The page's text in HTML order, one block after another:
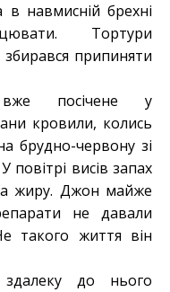
навмисній брехні
Тортури
збирався припиняти
посічене у
кровили, колись
брудно-червону зі
повітрі висів запах
жиру. Джон майже
не давали
такого життя він
до нього